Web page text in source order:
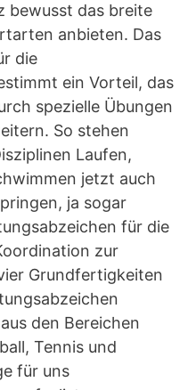
bewusst das breite
anbieten. Das
die
ein Vorteil, das
spezielle Übungen
So stehen
Laufen,
jetzt auch
ja sogar
für die
zur
Grundfertigkeiten
den Bereichen
Tennis und
für uns